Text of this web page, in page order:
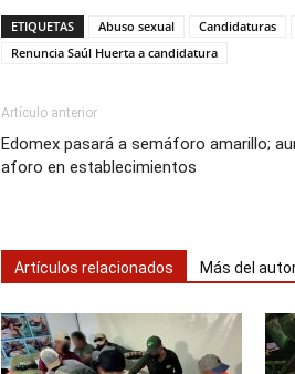
ETIQUETAS Abuso sexual Candidaturas
Renuncia Saúl Huerta a candidatura
Artículo anterior
Edomex pasará a semáforo amarillo;
aforo en establecimientos
Artículos relacionados Más del